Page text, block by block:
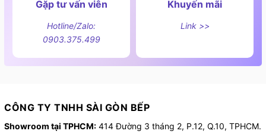
Gặp tư vấn viên
Hotline/Zalo:
0903.375.499
Khuyến mãi
Link >>
CÔNG TY TNHH SÀI GÒN BẾP
Showroom tại TPHCM: 414 Đường 3 tháng 2, P.12, Q.10, TPHCM.